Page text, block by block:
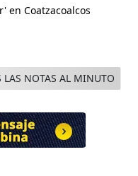
en Coatzacoalcos
LAS NOTAS AL MINUTO